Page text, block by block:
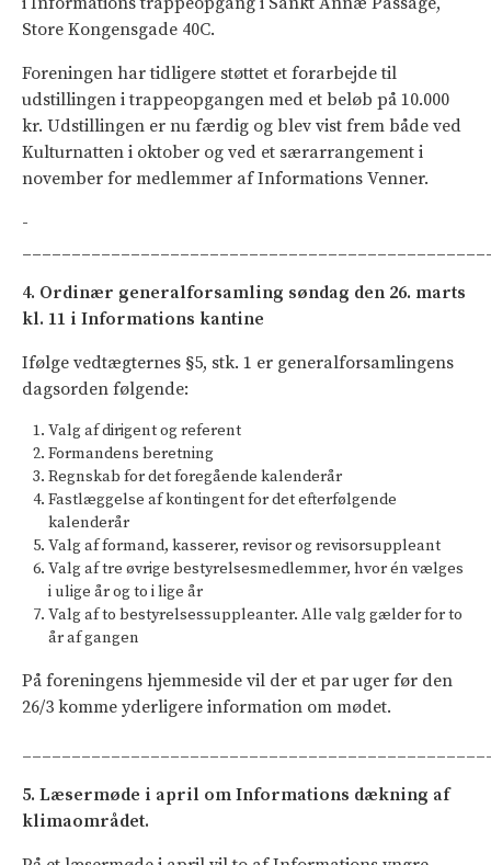
Store Kongensgade 40C.
Foreningen har tidligere støttet et forarbejde til
udstillingen i trappeopgangen med et beløb på 10.000
kr. Udstillingen er nu færdig og blev vist frem både ved
Kulturnatten i oktober og ved et særarrangement i
november for medlemmer af Informations Venner.
­
4. Ordinær generalforsamling søndag den 26. marts
kl. 11 i Informations kantine
Ifølge vedtægternes §5, stk. 1 er generalforsamlingens
dagsorden følgende:
Valg af dirigent og referent
Formandens beretning
Regnskab for det foregående kalenderår
Fastlæggelse af kontingent for det efterfølgende
kalenderår
Valg af formand, kasserer, revisor og revisorsuppleant
Valg af tre øvrige bestyrelsesmedlemmer, hvor én vælges
i ulige år og to i lige år
Valg af to bestyrelsessuppleanter. Alle valg gælder for to
år af gangen
På foreningens hjemmeside vil der et par uger før den
26/3 komme yderligere information om mødet.
5. Læsermøde i april om Informations dækning af
klimaområdet.